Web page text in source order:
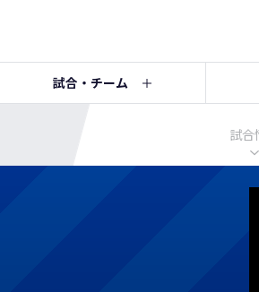
試合・チーム
試合